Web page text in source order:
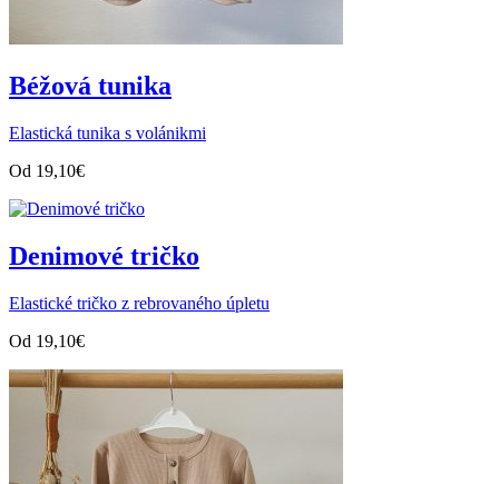
Béžová tunika
Elastická tunika s volánikmi
Od 19,10€
Denimové tričko
Elastické tričko z rebrovaného úpletu
Od 19,10€